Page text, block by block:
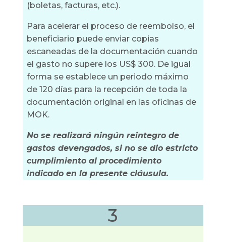
(boletas, facturas, etc.).
Para acelerar el proceso de reembolso, el
beneficiario puede enviar copias
escaneadas de la documentación cuando
el gasto no supere los US$ 300. De igual
forma se establece un periodo máximo
de 120 días para la recepción de toda la
documentación original en las oficinas de
MOK.
No se realizará ningún reintegro de
gastos devengados, si no se dio estricto
cumplimiento al procedimiento
indicado en la presente cláusula.
3